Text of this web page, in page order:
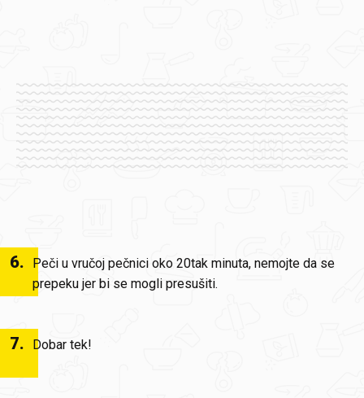
6.
Peči u vručoj pečnici oko 20tak minuta, nemojte da se
prepeku jer bi se mogli presušiti.
7. Dobar tek!